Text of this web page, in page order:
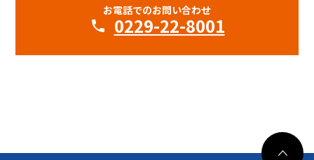
お電話でのお問い合わせ
0229-22-8001